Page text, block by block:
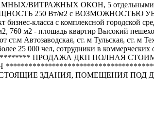
ВИТРАЖНЫХ ОКОН, 5 отдельными
250 Вт/м2 с ВОЗМОЖНОСТЬЮ
с комплексной городской
760 м2 - площадь квартир Высокий
Автозаводская, ст. м Тульская, ст. м
чел, сотрудники в коммерческих
ПРОДАЖА ДКП ПОЛНАЯ
ЗДАНИЯ, ПОМЕЩЕНИЯ ПОД